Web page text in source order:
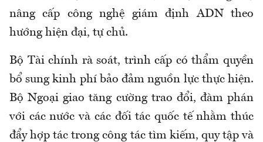
nâng cấp công nghệ giám định ADN theo
hướng hiện đại, tự chủ.
Bộ Tài chính rà soát, trình cấp có thẩm quyền
bổ sung kinh phí bảo đảm nguồn lực thực hiện.
Bộ Ngoại giao tăng cường trao đổi, đàm phán
với các nước và các đối tác quốc tế nhằm thúc
đẩy hợp tác trong công tác tìm kiếm, quy tập và